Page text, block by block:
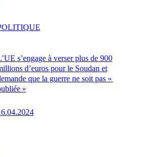
s’engage à verser plus de 900
d’euros pour le Soudan et
que la guerre ne soit pas «
»